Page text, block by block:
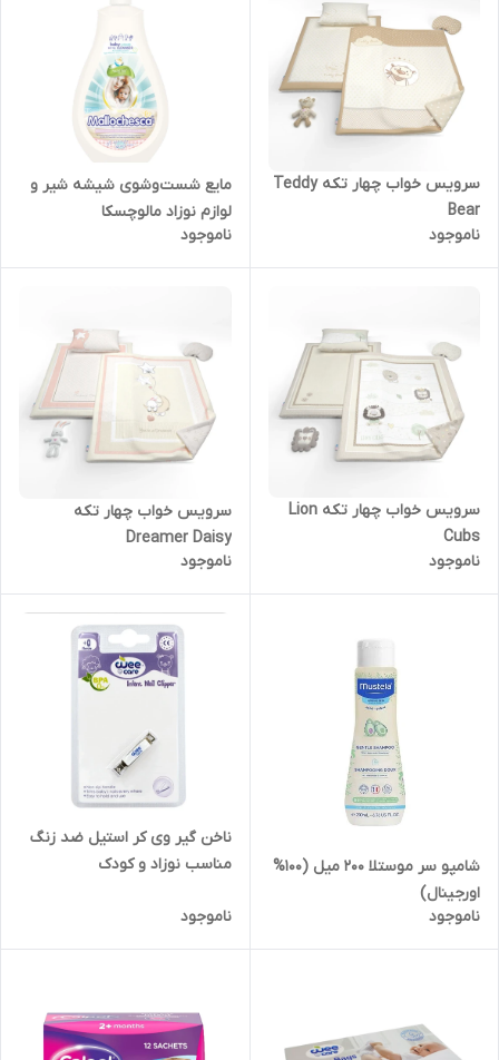
سرویس خواب چهار تکه Teddy
Bear
ناموجود
مایع شست‌وشوی شیشه شیر و
لوازم نوزاد مالوچسکا
ناموجود
سرویس خواب چهار تکه Lion
Cubs
ناموجود
سرویس خواب چهار تکه
Dreamer Daisy
ناموجود
شامپو سر موستلا 200 میل (100%
اورجینال)
ناموجود
ناخن گیر وی کر استیل ضد زنگ
مناسب نوزاد و کودک
ناموجود